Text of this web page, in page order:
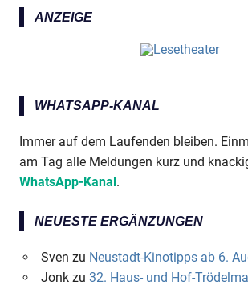
ANZEIGE
WHATSAPP-KANAL
Immer auf dem Laufenden bleiben.
am Tag alle Meldungen kurz und
WhatsApp-Kanal .
NEUESTE ERGÄNZUNGEN
Sven zu Neustadt-Kinotipps ab 6.
Jonkzu 32. Haus- und Hof-